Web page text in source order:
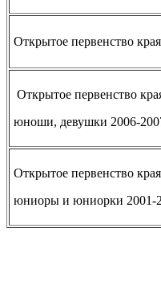
Открытое первенство
Открытое первенство
юноши, девушки 2006-
Открытое первенство края
юниоры и юниорки 2001-